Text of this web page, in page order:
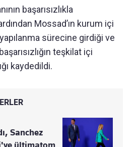
başarısızlıkla
Mossad’ın kurum içi
sürecine girdiği ve
teşkilat içi
kaydedildi.
Sanchez